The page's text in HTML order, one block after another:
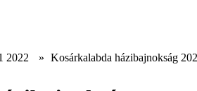
2022 » Kosárkalabda házibajnokság